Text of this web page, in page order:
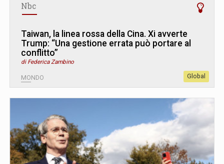
Nbc
Taiwan, la linea rossa della Cina. Xi avverte
Trump: “Una gestione errata può portare al
conflitto”
di Federica Zambino
MONDO Global